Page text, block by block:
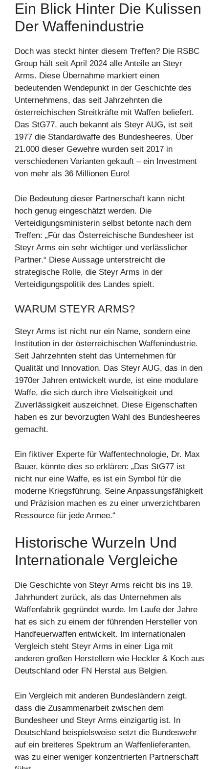
Ein Blick Hinter Die Kulissen
Der Waffenindustrie
Doch was steckt hinter diesem Treffen? Die RSBC
Group hält seit April 2024 alle Anteile an Steyr
Arms. Diese Übernahme markiert einen
bedeutenden Wendepunkt in der Geschichte des
Unternehmens, das seit Jahrzehnten die
österreichischen Streitkräfte mit Waffen beliefert.
Das StG77, auch bekannt als Steyr AUG, ist seit
1977 die Standardwaffe des Bundesheeres. Über
21.000 dieser Gewehre wurden seit 2017 in
verschiedenen Varianten gekauft – ein Investment
von mehr als 36 Millionen Euro!
Die Bedeutung dieser Partnerschaft kann nicht
hoch genug eingeschätzt werden. Die
Verteidigungsministerin selbst betonte nach dem
Treffen: „Für das Österreichische Bundesheer ist
Steyr Arms ein sehr wichtiger und verlässlicher
Partner.“ Diese Aussage unterstreicht die
strategische Rolle, die Steyr Arms in der
Verteidigungspolitik des Landes spielt.
WARUM STEYR ARMS?
Steyr Arms ist nicht nur ein Name, sondern eine
Institution in der österreichischen Waffenindustrie.
Seit Jahrzehnten steht das Unternehmen für
Qualität und Innovation. Das Steyr AUG, das in den
1970er Jahren entwickelt wurde, ist eine modulare
Waffe, die sich durch ihre Vielseitigkeit und
Zuverlässigkeit auszeichnet. Diese Eigenschaften
haben es zur bevorzugten Wahl des Bundesheeres
gemacht.
Ein fiktiver Experte für Waffentechnologie, Dr. Max
Bauer, könnte dies so erklären: „Das StG77 ist
nicht nur eine Waffe, es ist ein Symbol für die
moderne Kriegsführung. Seine Anpassungsfähigkeit
und Präzision machen es zu einer unverzichtbaren
Ressource für jede Armee.“
Historische Wurzeln Und
Internationale Vergleiche
Die Geschichte von Steyr Arms reicht bis ins 19.
Jahrhundert zurück, als das Unternehmen als
Waffenfabrik gegründet wurde. Im Laufe der Jahre
hat es sich zu einem der führenden Hersteller von
Handfeuerwaffen entwickelt. Im internationalen
Vergleich steht Steyr Arms in einer Liga mit
anderen großen Herstellern wie Heckler & Koch aus
Deutschland oder FN Herstal aus Belgien.
Ein Vergleich mit anderen Bundesländern zeigt,
dass die Zusammenarbeit zwischen dem
Bundesheer und Steyr Arms einzigartig ist. In
Deutschland beispielsweise setzt die Bundeswehr
auf ein breiteres Spektrum an Waffenlieferanten,
was zu einer weniger konzentrierten Partnerschaft